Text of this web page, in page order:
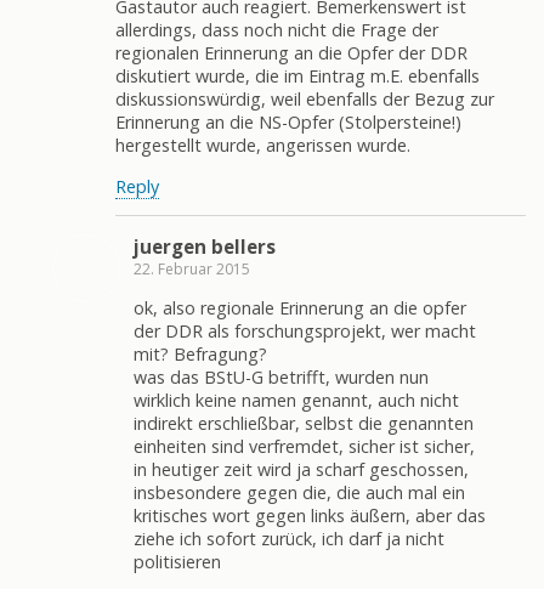
Gastautor auch reagiert. Bemerkenswert ist
allerdings, dass noch nicht die Frage der
regionalen Erinnerung an die Opfer der DDR
diskutiert wurde, die im Eintrag m.E. ebenfalls
diskussionswürdig, weil ebenfalls der Bezug zur
Erinnerung an die NS-Opfer (Stolpersteine!)
hergestellt wurde, angerissen wurde.
Reply
juergen bellers
22. Februar 2015
ok, also regionale Erinnerung an die opfer
der DDR als forschungsprojekt, wer macht
mit? Befragung?
was das BStU-G betrifft, wurden nun
wirklich keine namen genannt, auch nicht
indirekt erschließbar, selbst die genannten
einheiten sind verfremdet, sicher ist sicher,
in heutiger zeit wird ja scharf geschossen,
insbesondere gegen die, die auch mal ein
kritisches wort gegen links äußern, aber das
ziehe ich sofort zurück, ich darf ja nicht
politisieren